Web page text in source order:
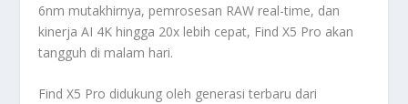
6nm mutakhirnya, pemrosesan RAW real-time, dan
kinerja AI 4K hingga 20x lebih cepat, Find X5 Pro akan
tangguh di malam hari.
Find X5 Pro didukung oleh generasi terbaru dari